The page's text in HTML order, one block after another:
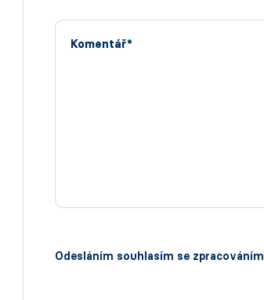
Komentář*
Odesláním souhlasím se zpracováním